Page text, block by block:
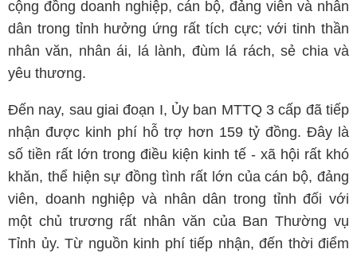
cộng đồng doanh nghiệp, cán bộ, đảng viên và nhân
dân trong tỉnh hưởng ứng rất tích cực; với tinh thần
nhân văn, nhân ái, lá lành, đùm lá rách, sẻ chia và
yêu thương.
Đến nay, sau giai đoạn I, Ủy ban MTTQ 3 cấp đã tiếp
nhận được kinh phí hỗ trợ hơn 159 tỷ đồng. Đây là
số tiền rất lớn trong điều kiện kinh tế - xã hội rất khó
khăn, thể hiện sự đồng tình rất lớn của cán bộ, đảng
viên, doanh nghiệp và nhân dân trong tỉnh đối với
một chủ trương rất nhân văn của Ban Thường vụ
Tỉnh ủy. Từ nguồn kinh phí tiếp nhận, đến thời điểm